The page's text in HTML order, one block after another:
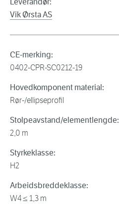
Leverandør:
Vik Ørsta AS
CE-merking:
0402-CPR-SC0212-19
Hovedkomponent material:
Rør-/ellipseprofil
Stolpeavstand/elementlengde:
2,0 m
Styrkeklasse:
H2
Arbeidsbreddeklasse:
W4 ≤ 1,3 m